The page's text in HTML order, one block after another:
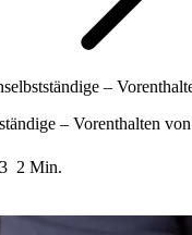
–
– Vorenthalten
2 Min.